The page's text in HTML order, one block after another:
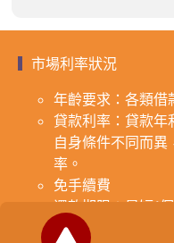
市場利率狀況
年齡要求：各類借
貸款利率：貸款年
自身條件不同而
率。
免手續費
還款期限：最短1
方協議而訂。